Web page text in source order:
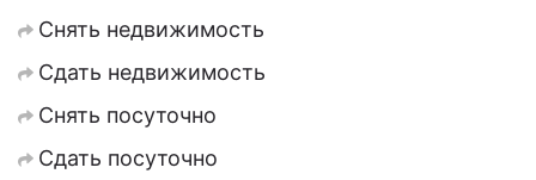
Снять недвижимость
Сдать недвижимость
Снять посуточно
Сдать посуточно